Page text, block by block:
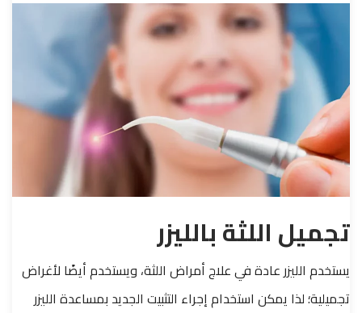
تجميل اللثة بالليزر
يستخدم الليزر عادة في علاج أمراض اللثة، ويستخدم أيضًا لأغراض
تجميلية؛ لذا يمكن استخدام إجراء التثبيت الجديد بمساعدة الليزر